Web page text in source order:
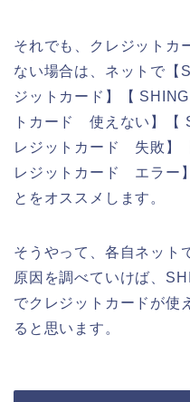
それでも、クレジットカ
ない場合は、ネットで【
ジットカード】【
トカード 使えない】【
レジットカード 失敗】
レジットカード エラー
とをオススメします。
そうやって、各自ネット
原因を調べていけば、
でクレジットカードが使
ると思います。